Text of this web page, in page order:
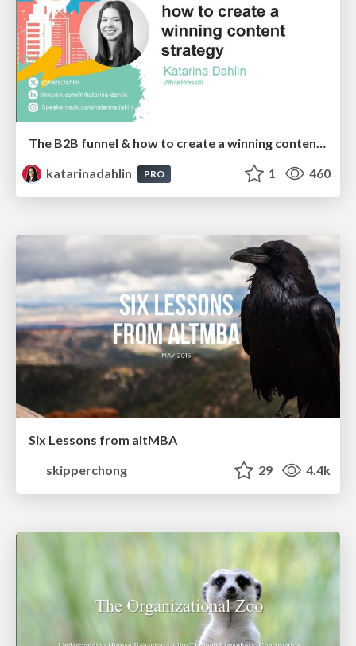
The B2B funnel & how to create a winning content strategy
katarinadahlin
PRO 1 460
Six Lessons from altMBA
skipperchong
29 4.4k